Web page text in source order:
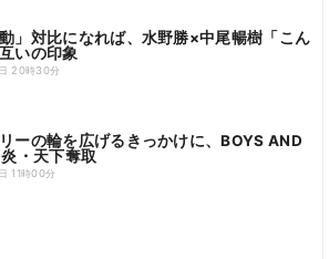
動」対比になれば、水野勝×中尾暢樹「こん
いの印象
20時30分
ーの輪を広げるきっかけに、BOYS AND
・天下奪取
11時00分